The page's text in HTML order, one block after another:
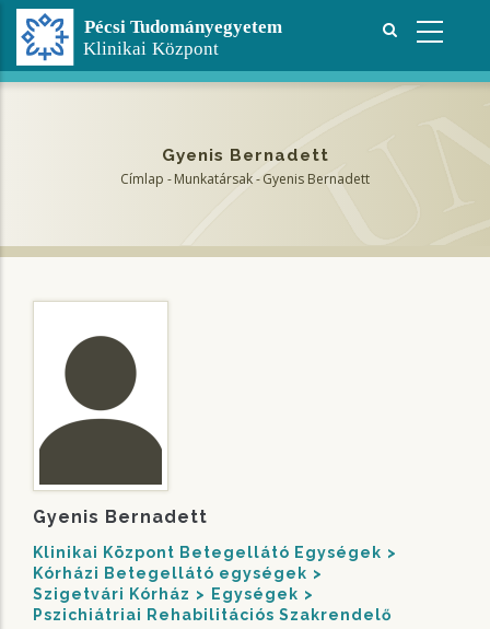
Ugrás
tartalomra
Gyenis Bernadett
Címlap -Munkatársak-Gyenis Bernadett
Gyenis Bernadett
Klinikai Központ Betegellátó Egységek
Kórházi Betegellátó egységek
Szigetvári Kórház
Egységek
Pszichiátriai Rehabilitációs Szakrendelő